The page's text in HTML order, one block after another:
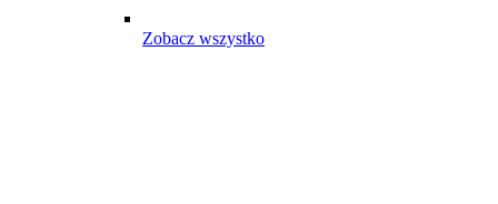
Zobacz wszystko